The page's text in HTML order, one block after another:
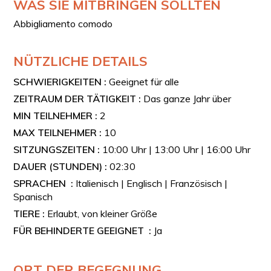
Auswahl heißer und kalter Getränke mit
neapolitanischem Kaffee, Cappuccino, Tee, frisch
hausgemachten Likören: ein Zitruslikör mit
Orangennoten und ein mit Moka zubereiteter
Kaffeelikör.
SFOGLIATELLA SANTA PATRIZIA
Die Sfogliatella Santa Patrizia gilt als eines der ältesten
Rezepte der neapolitanischen Konditoreitradition und
Jahrhunderts. Anders als die klassische Sfogliatella
zeichnet sie sich durch eine ricottafreie Füllung aus
Grieß, Haselnüssen, Mandeln und Aromen aus, die ihr
einen ursprünglichen und fein würzigen Geschmack
verleiht. Verbunden mit in neapolitanischen Klöstern
bewahrten Rezepturen wird sie noch heute
handwerklich in San Gregorio Armeno hergestellt und ist
WAS SIE MITBRINGEN SOLLTEN
Abbigliamento comodo
NÜTZLICHE DETAILS
SCHWIERIGKEITEN :Geeignet für alle
ZEITRAUM DER TÄTIGKEIT : Das ganze Jahr über
MIN TEILNEHMER :2
MAX TEILNEHMER : 10
SITZUNGSZEITEN : 10:00 Uhr | 13:00 Uhr | 16:00 Uhr
DAUER (STUNDEN) :02:30
SPRACHEN : Italienisch | Englisch | Französisch |
Spanisch
TIERE : Erlaubt, von kleiner Größe
FÜR BEHINDERTE GEEIGNET : Ja